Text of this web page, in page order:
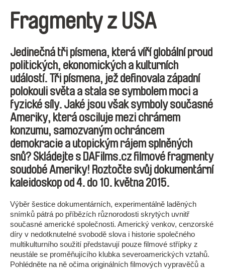
Fragmenty z USA
Jedinečná tři písmena, která víří globální proud
politických, ekonomických a kulturních
událostí. Tři písmena, jež definovala západní
polokouli světa a stala se symbolem moci a
fyzické síly. Jaké jsou však symboly současné
Ameriky, která osciluje mezi chrámem
konzumu, samozvaným ochráncem
demokracie a utopickým rájem splněných
snů? Skládejte s DAFilms.cz filmové fragmenty
soudobé Ameriky! Roztočte svůj dokumentární
kaleidoskop od 4. do 10. května 2015.
Výběr šestice dokumentárních, experimentálně laděných
snímků pátrá po příbězích různorodosti skrytých uvnitř
současné americké společnosti. Americký venkov, cenzorské
díry v nedotknutelné svobodě slova i historie společného
multikulturního soužití představují pouze filmové střípky z
neustále se proměňujícího klubka severoamerických vztahů.
Pohlédněte na ně očima originálních filmových vypravěčů a